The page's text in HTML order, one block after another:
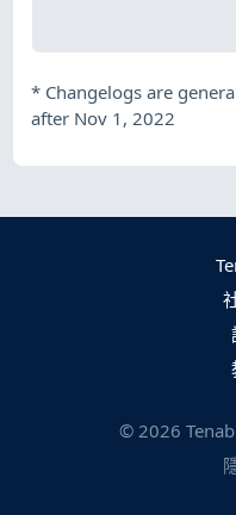
* Changelogs are
after Nov 1, 2022
© 2026